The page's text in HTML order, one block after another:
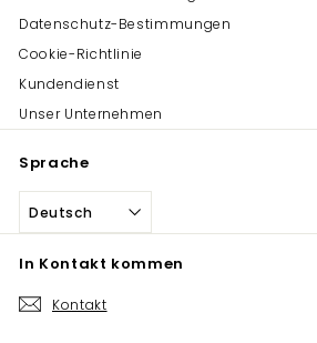
Datenschutz-Bestimmungen
Cookie-Richtlinie
Kundendienst
Unser Unternehmen
Sprache
Deutsch
In Kontakt kommen
Kontakt